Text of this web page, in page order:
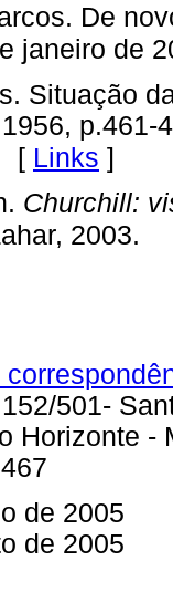
De
janeiro de
Situação
p.461-
Links ]
Churchill:
2003.
501-
Horizonte -
de 2005
de 2005